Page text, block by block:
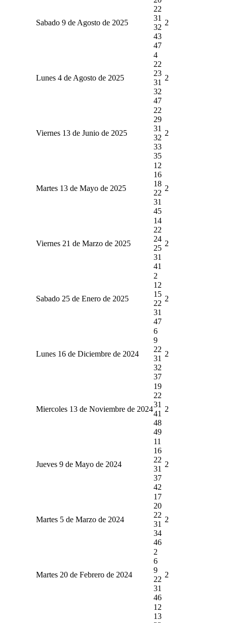
Sabado 9 de Agosto de 2025
22
31
32
43
47
2
Lunes 4 de Agosto de 2025
4
22
23
31
32
47
2
Viernes 13 de Junio de 2025
22
29
31
32
33
35
2
Martes 13 de Mayo de 2025
12
16
18
22
31
45
2
Viernes 21 de Marzo de 2025
14
22
24
25
31
41
2
Sabado 25 de Enero de 2025
2
12
15
22
31
47
2
Lunes 16 de Diciembre de 2024
6
9
22
31
32
37
2
Miercoles 13 de Noviembre de 2024
19
22
31
41
48
49
2
Jueves 9 de Mayo de 2024
11
16
22
31
37
42
2
Martes 5 de Marzo de 2024
17
20
22
31
34
46
2
Martes 20 de Febrero de 2024
2
6
9
22
31
46
2
12
13